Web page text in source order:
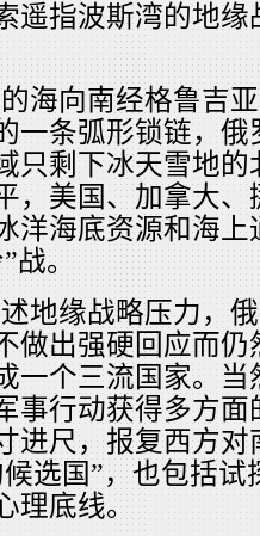
遥指波斯湾的地
海向南经格鲁吉
一条弧形锁链，
只剩下冰天雪地
，美国、加拿大
洋海底资源和海
”战。
地缘战略压力，
做出强硬回应而
一个三流国家。
事行动获得多方
进尺，报复西方
选国”，也包括
理底线。